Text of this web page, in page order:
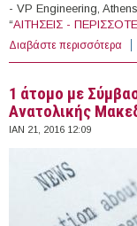
- VP Engineering,
“ΑΙΤΗΣΕΙΣ -
Διαβάστε περισσότερα
1 άτομο με
Ανατολικής
ΙΑΝ 21, 2016 12:09